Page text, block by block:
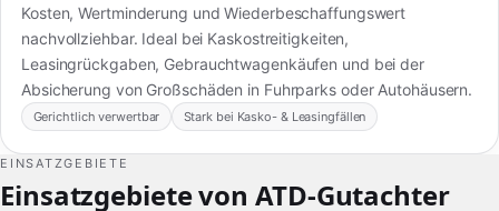
Kosten, Wertminderung und Wiederbeschaffungswert
nachvollziehbar. Ideal bei Kaskostreitigkeiten,
Leasingrückgaben, Gebrauchtwagenkäufen und bei der
Absicherung von Großschäden in Fuhrparks oder Autohäusern.
Gerichtlich verwertbar Stark bei Kasko- & Leasingfällen
EINSATZGEBIETE
Einsatzgebiete von ATD-Gutachter